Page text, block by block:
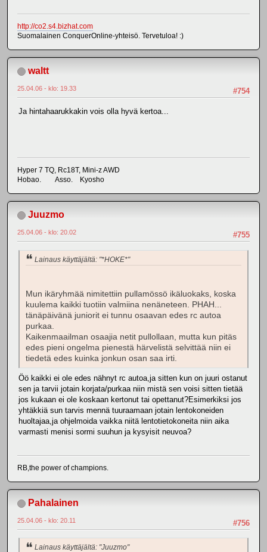
http://co2.s4.bizhat.com
Suomalainen ConquerOnline-yhteisö. Tervetuloa! :)
waltt
#754
25.04.06 - klo: 19.33
Ja hintahaarukkakin vois olla hyvä kertoa...
Hyper 7 TQ, Rc18T, Mini-z AWD
Hobao. Asso. Kyosho
Juuzmo
#755
25.04.06 - klo: 20.02
Lainaus käyttäjältä: "*HOKE*"
Mun ikäryhmää nimitettiin pullamössö ikäluokaks, koska
kuulema kaikki tuotiin valmiina nenäneteen. PHAH...
tänäpäivänä juniorit ei tunnu osaavan edes rc autoa
purkaa.
Kaikenmaailman osaajia netit pullollaan, mutta kun pitäs
edes pieni ongelma pienestä härvelistä selvittää niin ei
tiedetä edes kuinka jonkun osan saa irti.
Öö kaikki ei ole edes nähnyt rc autoa,ja sitten kun on juuri ostanut
sen ja tarvii jotain korjata/purkaa niin mistä sen voisi sitten tietää
jos kukaan ei ole koskaan kertonut tai opettanut?Esimerkiksi jos
yhtäkkiä sun tarvis mennä tuuraamaan jotain lentokoneiden
huoltajaa,ja ohjelmoida vaikka niitä lentotietokoneita niin aika
varmasti menisi sormi suuhun ja kysyisit neuvoa?
RB,the power of champions.
Pahalainen
#756
25.04.06 - klo: 20.11
Lainaus käyttäjältä: "Juuzmo"